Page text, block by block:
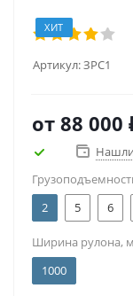
ХИТ
Артикул:ЗРС1
от 88 000
2
5 6
Ширина рулона,
1000